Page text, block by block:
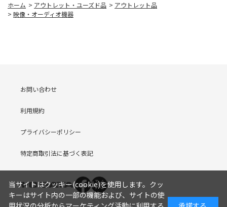
ホーム > アウトレット・ユーズド品 > アウトレット品
> 映像・オーディオ機器
お問い合わせ
利用規約
プライバシーポリシー
特定商取引法に基づく表記
当サイトはクッキー(cookie)を使用します。クッ
キーはサイト内の一部の機能および、サイトの使